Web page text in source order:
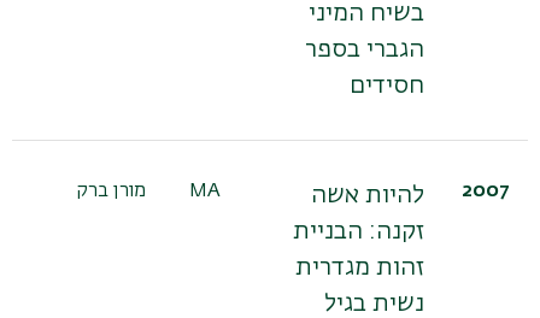
בשיח המיני
הגברי בספר
חסידים
2007
להיות אשה
זקנה: הבניית
זהות מגדרית
נשית בגיל
MA מורן ברק